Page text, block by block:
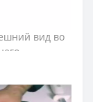
вид во